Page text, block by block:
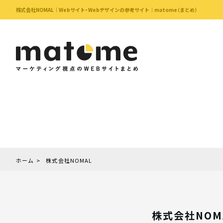
株式会社NOMAL｜Webサイト・Webデザインの参考サイト｜matome（まとめ）
ホーム 株式会社NOMAL
株式会社